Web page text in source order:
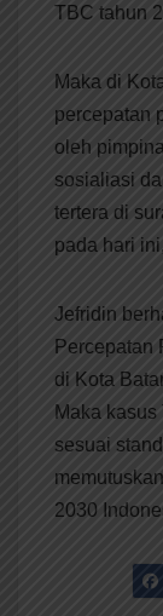
TBC tahun
Maka di
percepatan
oleh
sosialiasi
tertera di
pada hari
Jefridin
Percepatan
di Kota
Maka
sesuai
2030